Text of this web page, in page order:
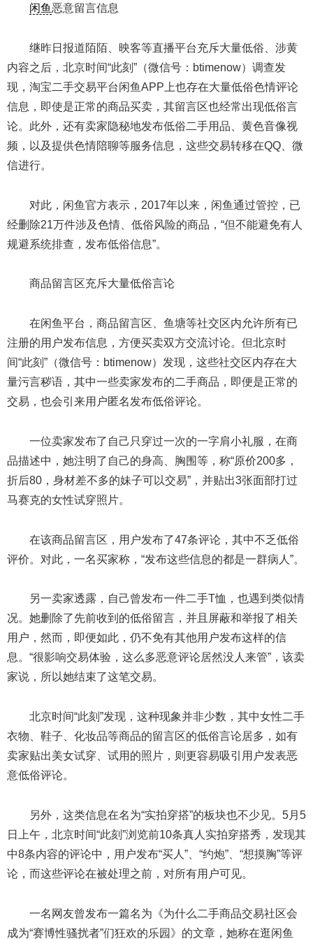
闲鱼恶意留言信息
继昨日报道陌陌、映客等直播平台充斥大量低俗、涉黄
内容之后，北京时间“此刻”（微信号：btimenow）调查发
现，淘宝二手交易平台闲鱼APP上也存在大量低俗色情评论
信息，即使是正常的商品买卖，其留言区也经常出现低俗言
论。此外，还有卖家隐秘地发布低俗二手用品、黄色音像视
频，以及提供色情陪聊等服务信息，这些交易转移在QQ、微
信进行。
对此，闲鱼官方表示，2017年以来，闲鱼通过管控，已
经删除21万件涉及色情、低俗风险的商品，“但不能避免有人
规避系统排查，发布低俗信息”。
商品留言区充斥大量低俗言论
在闲鱼平台，商品留言区、鱼塘等社交区内允许所有已
注册的用户发布信息，方便买卖双方交流讨论。但北京时
间“此刻”（微信号：btimenow）发现，这些社交区内存在大
量污言秽语，其中一些卖家发布的二手商品，即便是正常的
交易，也会引来用户匿名发布低俗评论。
一位卖家发布了自己只穿过一次的一字肩小礼服，在商
品描述中，她注明了自己的身高、胸围等，称“原价200多，
折后80，身材差不多的妹子可以交易”，并贴出3张面部打过
马赛克的女性试穿照片。
在该商品留言区，用户发布了47条评论，其中不乏低俗
评价。对此，一名买家称，“发布这些信息的都是一群病人”。
另一卖家透露，自己曾发布一件二手T恤，也遇到类似情
况。她删除了先前收到的低俗留言，并且屏蔽和举报了相关
用户，然而，即便如此，仍不免有其他用户发布这样的信
息。“很影响交易体验，这么多恶意评论居然没人来管”，该卖
家说，所以她结束了这笔交易。
北京时间“此刻”发现，这种现象并非少数，其中女性二手
衣物、鞋子、化妆品等商品的留言区的低俗言论居多，如有
卖家贴出美女试穿、试用的照片，则更容易吸引用户发表恶
意低俗评论。
另外，这类信息在名为“实拍穿搭”的板块也不少见。5月5
日上午，北京时间“此刻”浏览前10条真人实拍穿搭秀，发现其
中8条内容的评论中，用户发布“买人”、“约炮”、“想摸胸”等评
论，而这些评论在被处理之前，对所有用户可见。
一名网友曾发布一篇名为《为什么二手商品交易社区会
成为“赛博性骚扰者”们狂欢的乐园》的文章，她称在逛闲鱼